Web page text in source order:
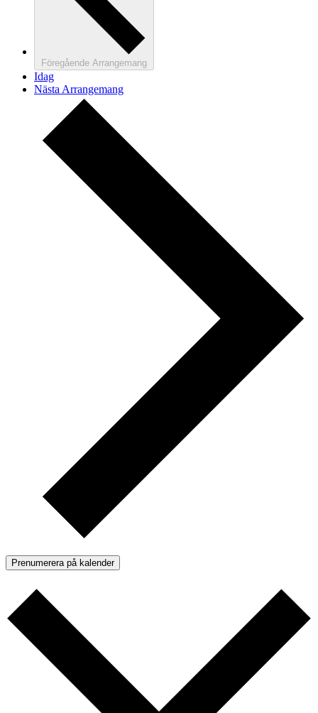
Föregående Arrangemang
Idag
Nästa Arrangemang
Prenumerera på kalender